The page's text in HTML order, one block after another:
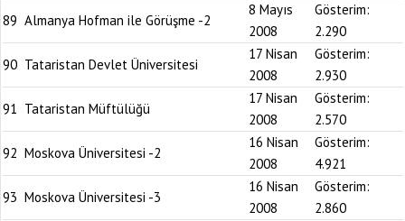
89 Almanya Hofman ile Görüşme -2
8 Mayıs
2008
Gösterim:
2.290
90 Tataristan Devlet Üniversitesi
17 Nisan
2008
Gösterim:
2.930
91 Tataristan Müftülüğü
17 Nisan
2008
Gösterim:
2.570
92 Moskova Üniversitesi -2
16 Nisan
2008
Gösterim:
4.921
93 Moskova Üniversitesi -3
16 Nisan
2008
Gösterim:
2.860